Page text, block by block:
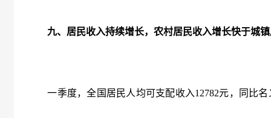
九、居民收入持续增长，农村居民收入增长快于城镇
一季度，全国居民人均可支配收入12782元，同比名